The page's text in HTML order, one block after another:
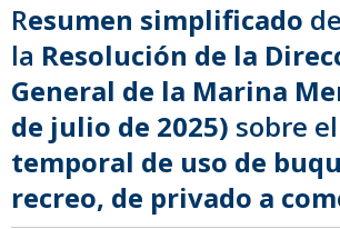
Resumen simplificado de
la Resolución de la
General de la Marina
de julio de 2025) sobre el
temporal de uso de
recreo, de privado a